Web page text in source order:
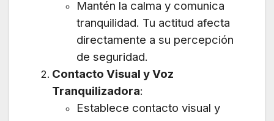
Mantén la calma y comunica
tranquilidad. Tu actitud afecta
directamente a su percepción
de seguridad.
Contacto Visual y Voz
Tranquilizadora:
Establece contacto visual y